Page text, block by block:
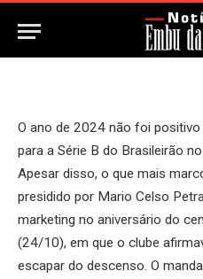
1 de Agosto, 2025 Updated: 1 de
O ano de 2024 não foi
para a Série B do Brasileirão
Apesar disso, o que mais
presidido por Mario Celso
marketing no aniversário do
(24/10), em que o clube
escapar do descenso. O